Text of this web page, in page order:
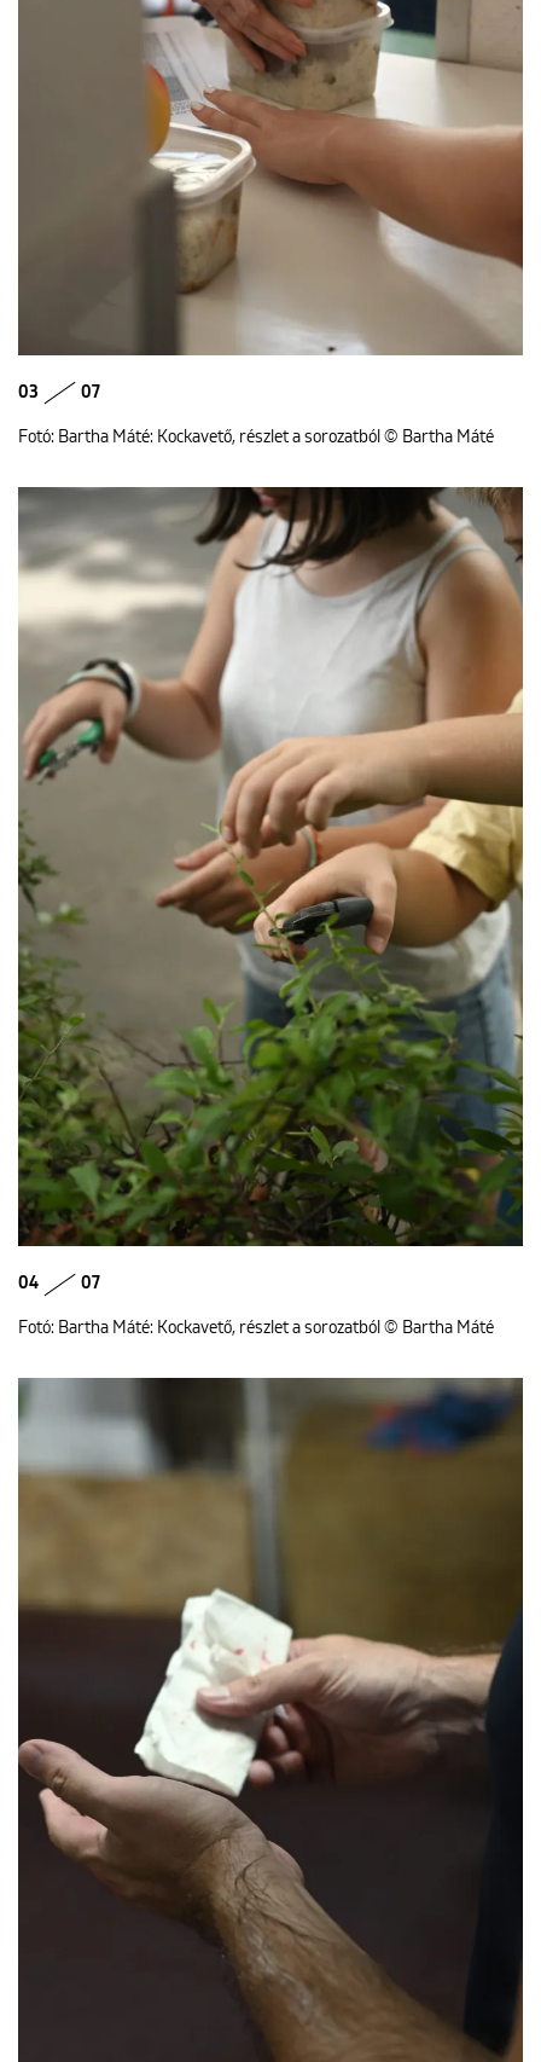
03 07
Fotó: Bartha Máté: Kockavető, részlet a sorozatból © Bartha Máté
04 07
Fotó: Bartha Máté: Kockavető, részlet a sorozatból © Bartha Máté